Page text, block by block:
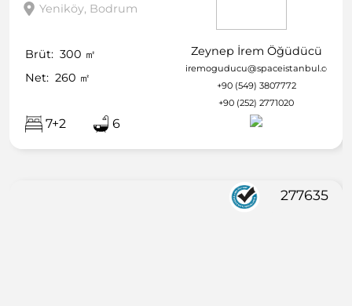
Yeniköy, Bodrum
Brüt: 300 ㎡
Net: 260 ㎡
7+2 6
Zeynep İrem Öğüdücü
iremoguducu@spaceistanbul.com
+90 (549) 3807772
+90 (252) 2771020
277635